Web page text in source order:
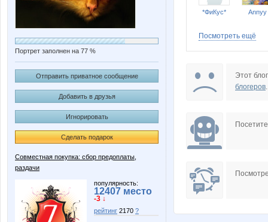
Портрет заполнен на 77 %
Отправить приватное сообщение
Добавить в друзья
Игнорировать
Сделать подарок
Совместная покупка: сбор предоплаты,
раздачи
популярность:
12407 место
-3 ↓
рейтинг 2170 ?
*ФиКус* Annyy
stauri vip17
Посмотреть ещё
Этот
блогеров.